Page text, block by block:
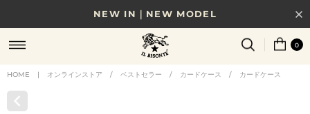
NEW IN｜NEW MODEL
8/17(月)10時まで｜税込11,000円以上で送料無料
贈る相手やシーンから選べる、新しいギフトガイド
0
HOME | オンラインストア / ベストセラー / カードケース / カードケース